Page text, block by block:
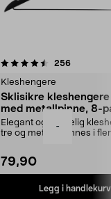
-
256
Kleshengere
Sklisikre
med metallpinne, 8-
Elegant og skikkelig
tre og metall – finnes i
79,90
Legg i handlekurv
4.5av 5 stjerner